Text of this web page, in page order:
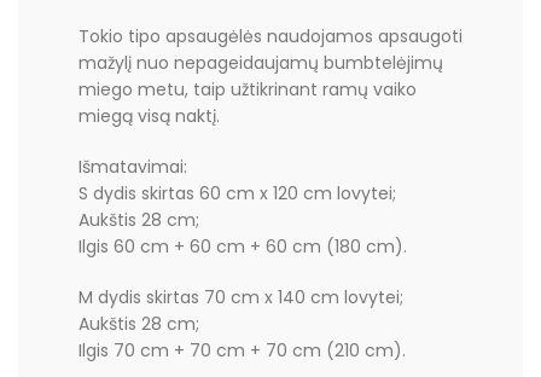
Tokio tipo apsaugėlės naudojamos apsaugoti
mažylį nuo nepageidaujamų bumbtelėjimų
miego metu, taip užtikrinant ramų vaiko
miegą visą naktį.
Išmatavimai:
S dydis skirtas 60 cm x 120 cm lovytei;
Aukštis 28 cm;
Ilgis 60 cm + 60 cm + 60 cm (180 cm).
M dydis skirtas 70 cm x 140 cm lovytei;
Aukštis 28 cm;
Ilgis 70 cm + 70 cm + 70 cm (210 cm).